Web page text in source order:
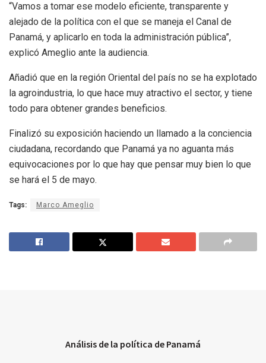
“Vamos a tomar ese modelo eficiente, transparente y
alejado de la política con el que se maneja el Canal de
Panamá, y aplicarlo en toda la administración pública”,
explicó Ameglio ante la audiencia.
Añadió que en la región Oriental del país no se ha explotado
la agroindustria, lo que hace muy atractivo el sector, y tiene
todo para obtener grandes beneficios.
Finalizó su exposición haciendo un llamado a la conciencia
ciudadana, recordando que Panamá ya no aguanta más
equivocaciones por lo que hay que pensar muy bien lo que
se hará el 5 de mayo.
Tags: Marco Ameglio
Análisis de la política de Panamá